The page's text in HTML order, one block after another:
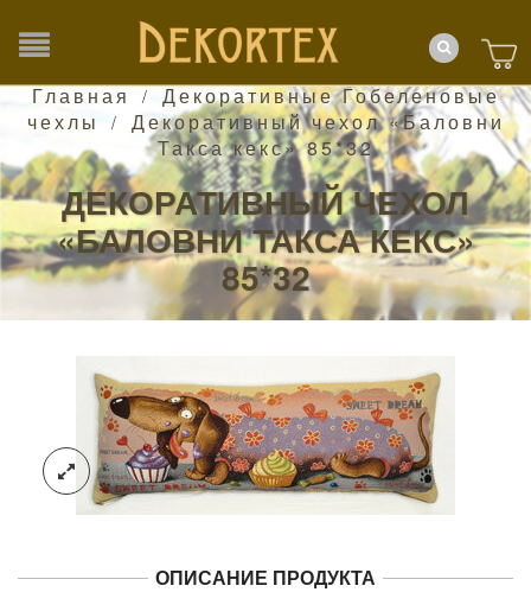
Главная /
Декоративные Гобеленовые
чехлы
/
Декоративный чехол «Баловни
Такса кекс» 85*32
ДЕКОРАТИВНЫЙ ЧЕХОЛ
«БАЛОВНИ ТАКСА КЕКС»
85*32
ОПИСАНИЕ ПРОДУКТА